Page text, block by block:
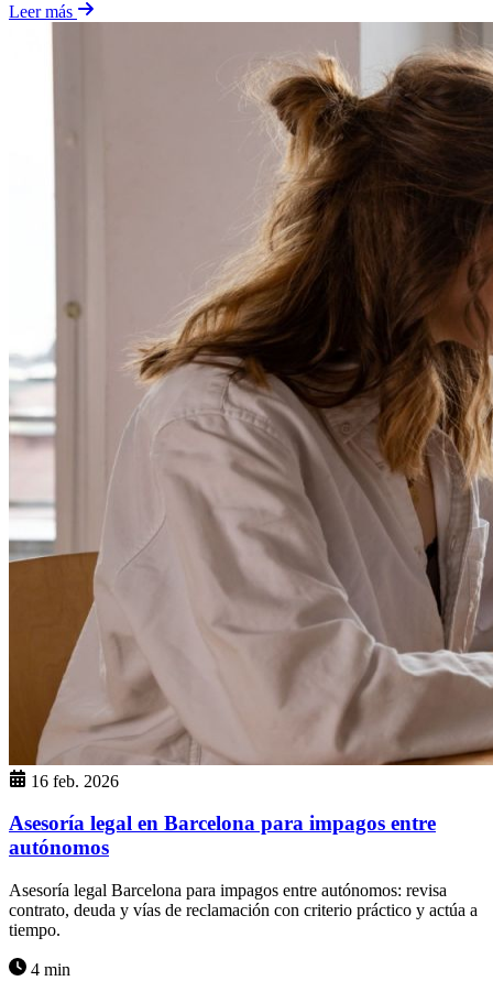
Leer más
16 feb. 2026
Asesoría legal en Barcelona para impagos entre
autónomos
Asesoría legal Barcelona para impagos entre autónomos: revisa
contrato, deuda y vías de reclamación con criterio práctico y actúa a
tiempo.
4 min